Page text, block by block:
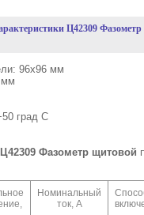
Ц42309
96х96 мм
мм
град С
Ц42309 Фазометр щитовой
Номинальный
ток, А